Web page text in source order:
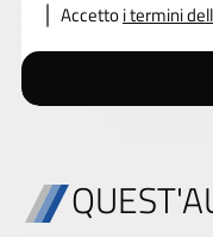
Accettoi termini